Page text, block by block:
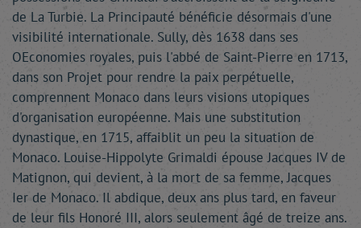
de La Turbie. La Principauté bénéficie désormais d'une
visibilité internationale. Sully, dès 1638 dans ses
OEconomies royales, puis l'abbé de Saint-Pierre en 1713,
dans son Projet pour rendre la paix perpétuelle,
comprennent Monaco dans leurs visions utopiques
d'organisation européenne. Mais une substitution
dynastique, en 1715, affaiblit un peu la situation de
Monaco. Louise-Hippolyte Grimaldi épouse Jacques IV de
Matignon, qui devient, à la mort de sa femme, Jacques
Ier de Monaco. Il abdique, deux ans plus tard, en faveur
de leur fils Honoré III, alors seulement âgé de treize ans.